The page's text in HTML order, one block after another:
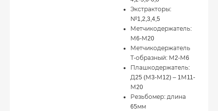
Экстракторы:
№1,2,3,4,5
Метчикодержатель:
М6-М20
Метчикодержатель
Т-образный: М2-М6
Плашкодержатель:
Д25 (М3-М12) – 1М11-
М20
Резьбомер: длина
65мм